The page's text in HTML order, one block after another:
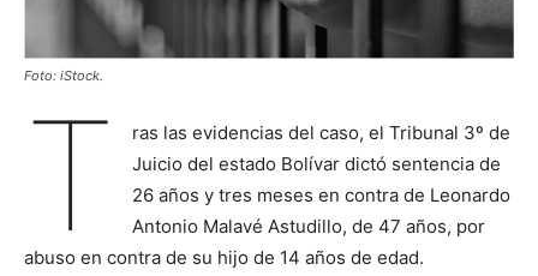
Foto: iStock.
T
ras las evidencias del caso, el Tribunal 3º de
Juicio del estado Bolívar dictó sentencia de
26 años y tres meses en contra de Leonardo
Antonio Malavé Astudillo, de 47 años, por
abuso en contra de su hijo de 14 años de edad.